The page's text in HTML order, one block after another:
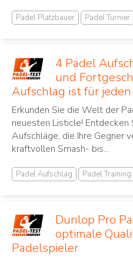
Padel Platzbauer Padel Turnier
4 Padel
und
Aufschlag ist für jeden
Erkunden Sie die Welt der
neuesten Listicle!
Aufschläge, die Ihre Gegner
kraftvollen Smash- bis...
Padel Aufschlag Padel Training
Dunlop Pro
optimale
Padelspieler